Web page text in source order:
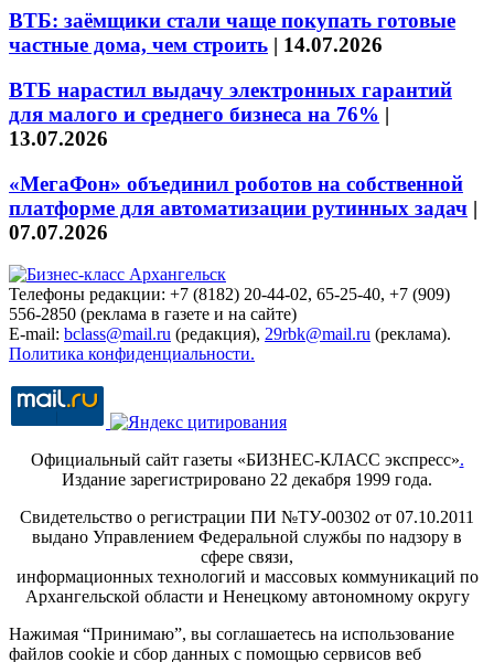
ВТБ: заёмщики стали чаще покупать готовые
частные дома, чем строить | 14.07.2026
ВТБ нарастил выдачу электронных гарантий
для малого и среднего бизнеса на 76% |
13.07.2026
«МегаФон» объединил роботов на собственной
платформе для автоматизации рутинных задач |
07.07.2026
Телефоны редакции: +7 (8182) 20-44-02, 65-25-40, +7 (909)
556-2850 (реклама в газете и на сайте)
E-mail: bclass@mail.ru (редакция), 29rbk@mail.ru (реклама).
Политика конфиденциальности.
Официальный сайт газеты «БИЗНЕС-КЛАСС экспресс».
Издание зарегистрировано 22 декабря 1999 года.
Свидетельство о регистрации ПИ №ТУ-00302 от 07.10.2011
выдано Управлением Федеральной службы по надзору в
сфере связи,
информационных технологий и массовых коммуникаций по
Архангельской области и Ненецкому автономному округу
Нажимая “Принимаю”, вы соглашаетесь на использование
файлов cookie и сбор данных с помощью сервисов веб